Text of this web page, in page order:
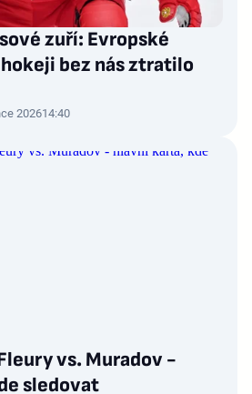
zuří: Evropské
bez nás ztratilo
202614:40
vs. Muradov -
sledovat